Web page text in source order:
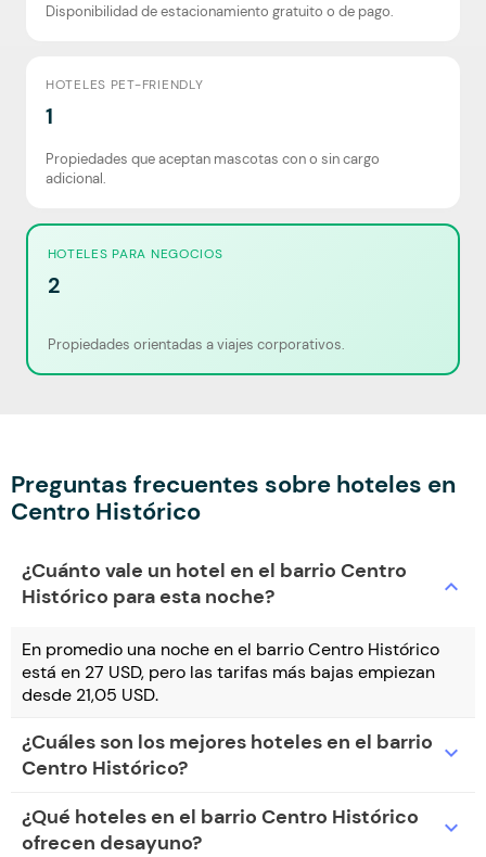
Disponibilidad de estacionamiento gratuito o de pago.
HOTELES PET-FRIENDLY
1
Propiedades que aceptan mascotas con o sin cargo
adicional.
HOTELES PARA NEGOCIOS
2
Propiedades orientadas a viajes corporativos.
Preguntas frecuentes sobre hoteles en
Centro Histórico
¿Cuánto vale un hotel en el barrio Centro
Histórico para esta noche?
expand_more
En promedio una noche en el barrio Centro Histórico
está en 27 USD, pero las tarifas más bajas empiezan
desde 21,05 USD.
¿Cuáles son los mejores hoteles en el barrio
Centro Histórico?
expand_more
¿Qué hoteles en el barrio Centro Histórico
ofrecen desayuno?
expand_more